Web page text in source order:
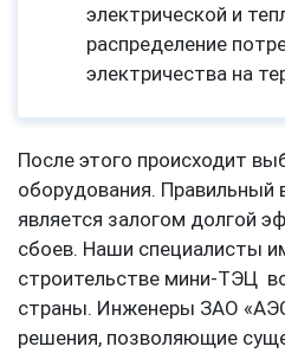
электрической и
распределение
электричества на
После этого происходит
оборудования. Правильный
является залогом долгой
сбоев. Наши специалисты
строительстве мини-ТЭЦ
страны. Инженеры ЗАО
решения, позволяющие